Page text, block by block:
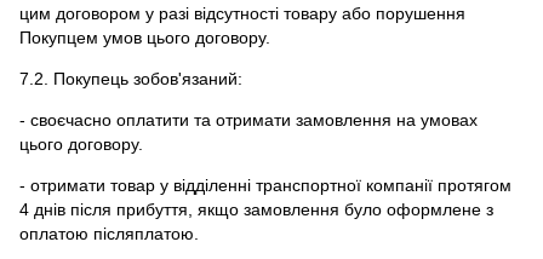
цим договором у разі відсутності товару або порушення
Покупцем умов цього договору.
7.2. Покупець зобов'язаний:
- своєчасно оплатити та отримати замовлення на умовах
цього договору.
- отримати товар у відділенні транспортної компанії протягом
4 днів після прибуття, якщо замовлення було оформлене з
оплатою післяплатою.